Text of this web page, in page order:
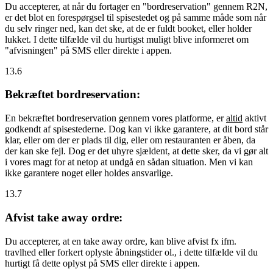
Du accepterer, at når du fortager en "bordreservation" gennem R2N,
er det blot en forespørgsel til spisestedet og på samme måde som når
du selv ringer ned, kan det ske, at de er fuldt booket, eller holder
lukket. I dette tilfælde vil du hurtigst muligt blive informeret om
"afvisningen" på SMS eller direkte i appen.
13.6
Bekræftet bordreservation:
En bekræftet bordreservation gennem vores platforme, eraltid aktivt
godkendt af spisestederne. Dog kan vi ikke garantere, at dit bord står
klar, eller om der er plads til dig, eller om restauranten er åben, da
der kan ske fejl. Dog er det uhyre sjældent, at dette sker, da vi gør alt
i vores magt for at netop at undgå en sådan situation. Men vi kan
ikke garantere noget eller holdes ansvarlige.
13.7
Afvist take away ordre:
Du accepterer, at en take away ordre, kan blive afvist fx ifm.
travlhed eller forkert oplyste åbningstider ol., i dette tilfælde vil du
hurtigt få dette oplyst på SMS eller direkte i appen.